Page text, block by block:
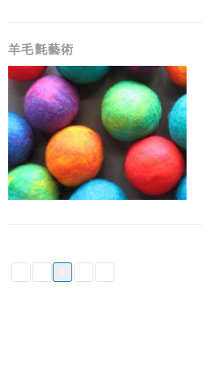
羊毛氈藝術